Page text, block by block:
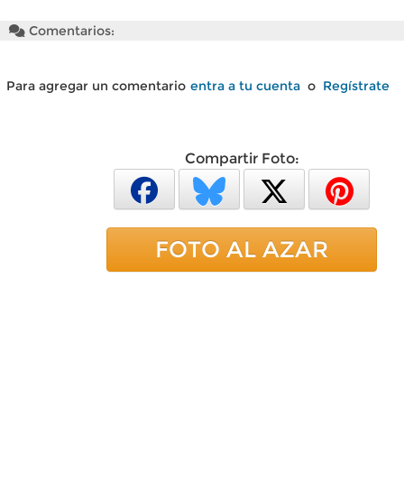
Comentarios:
Para agregar un comentario entra a tu cuenta o Regístrate
Compartir Foto:
FOTO AL AZAR